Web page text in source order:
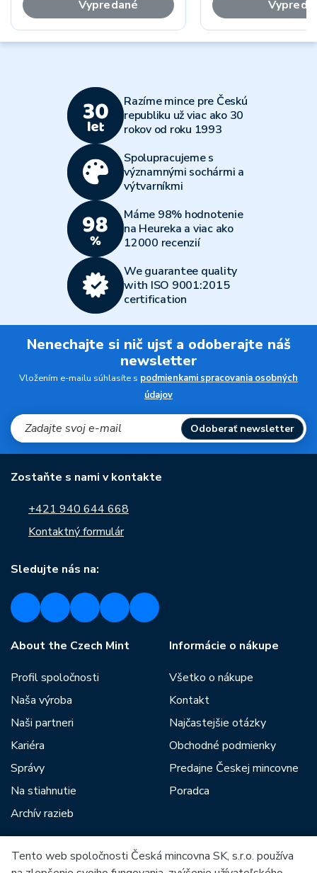
Vypredané
Razíme mince pre Českú
republiku už viac ako 30
rokov od roku 1993
Spolupracujeme s
významnými sochármi a
výtvarníkmi
Máme 98% hodnotenie
na Heureka a viac ako
12000 recenzií
We guarantee quality
with ISO 9001:2015
certification
Nenechajte si nič ujsť a odoberajte náš
newsletter
Vložením e-mailu súhlasíte s podmienkami spracovania osobných
údajov
Odoberať newsletter
Zostaňte s nami v kontakte
+421 940 644 668
Kontaktný formulár
Sledujte nás na:
About the Czech Mint
Profil spoločnosti
Naša výroba
Naši partneri
Kariéra
Správy
Na stiahnutie
Archív razieb
Informácie o nákupe
Všetko o nákupe
Kontakt
Najčastejšie otázky
Obchodné podmienky
Predajne Českej mincovne
Poradca
Medzi našich partnerov patria:
Tento web spoločnosti Česká mincovna SK, s.r.o. používa